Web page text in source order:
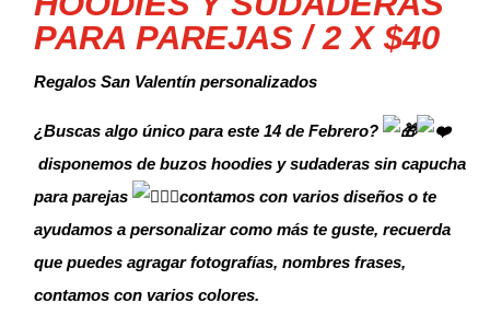
PARA PAREJAS / 2 X $40
Regalos San Valentín personalizados
¿Buscas algo único para este 14 de Febrero?
disponemos de buzos hoodies y sudaderas sin capucha
para parejas
contamos con varios diseños o te
ayudamos a personalizar como más te guste, recuerda
que puedes agragar fotografías, nombres frases,
contamos con varios colores.